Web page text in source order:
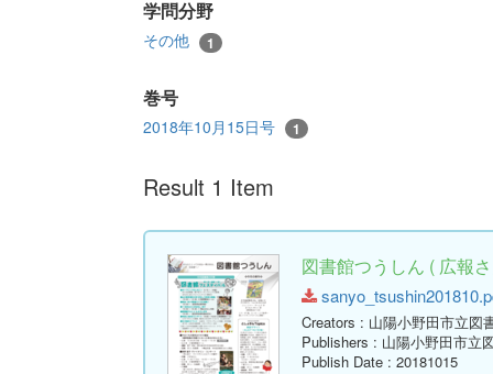
学問分野
その他 1
巻号
2018年10月15日号 1
Result 1 Item
図書館つうしん ( 広報
Creators : 山陽小野田市立図
Publishers : 山陽小野田市立
Publish Date : 20181015